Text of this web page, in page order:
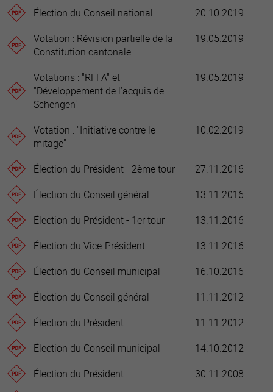
Élection du Conseil national
20.10.2019
Votation : Révision partielle de la
Constitution cantonale
19.05.2019
Votations : "RFFA" et
"Développement de l’acquis de
Schengen"
19.05.2019
Votation : "Initiative contre le
mitage"
10.02.2019
Élection du Président - 2ème tour
27.11.2016
Élection du Conseil général
13.11.2016
Élection du Président - 1er tour
13.11.2016
Élection du Vice-Président
13.11.2016
Élection du Conseil municipal
16.10.2016
Élection du Conseil général
11.11.2012
Élection du Président
11.11.2012
Élection du Conseil municipal
14.10.2012
Élection du Président
30.11.2008